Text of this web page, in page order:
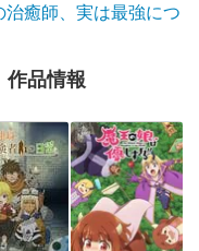
治癒師、実は最強につ
作品情報